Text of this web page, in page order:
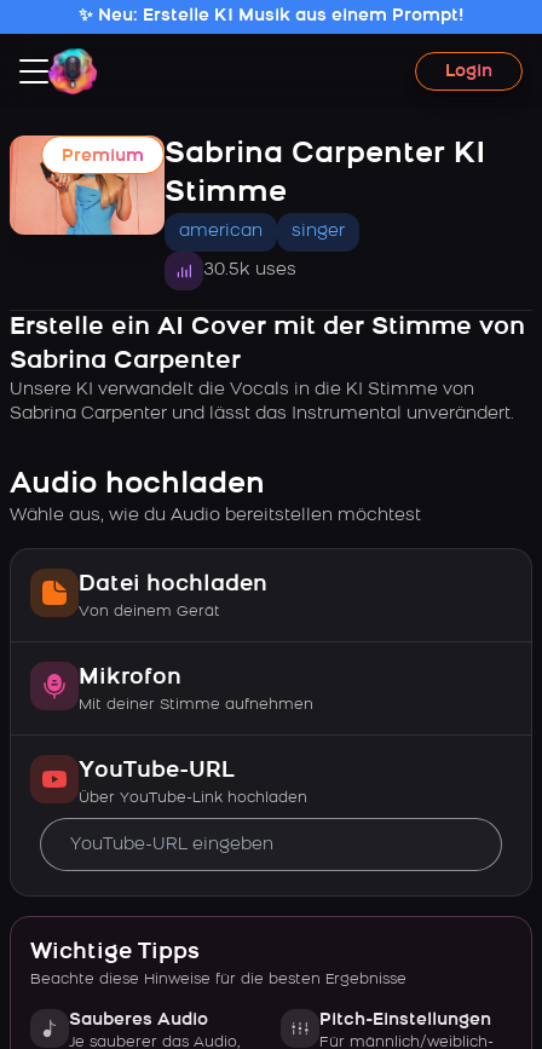
✨ Neu: Erstelle KI Musik aus einem Prompt!
Login
Premium
Sabrina Carpenter KI
Stimme
american singer
30.5k uses
Erstelle ein AI Cover mit der Stimme von
Sabrina Carpenter
Unsere KI verwandelt die Vocals in die KI Stimme von
Sabrina Carpenter und lässt das Instrumental unverändert.
Audio hochladen
Wähle aus, wie du Audio bereitstellen möchtest
Datei hochladen
Von deinem Gerät
Mikrofon
Mit deiner Stimme aufnehmen
YouTube-URL
Über YouTube-Link hochladen
Wichtige Tipps
Beachte diese Hinweise für die besten Ergebnisse
Sauberes Audio
Je sauberer das Audio,
Pitch-Einstellungen
Für männlich/weiblich-